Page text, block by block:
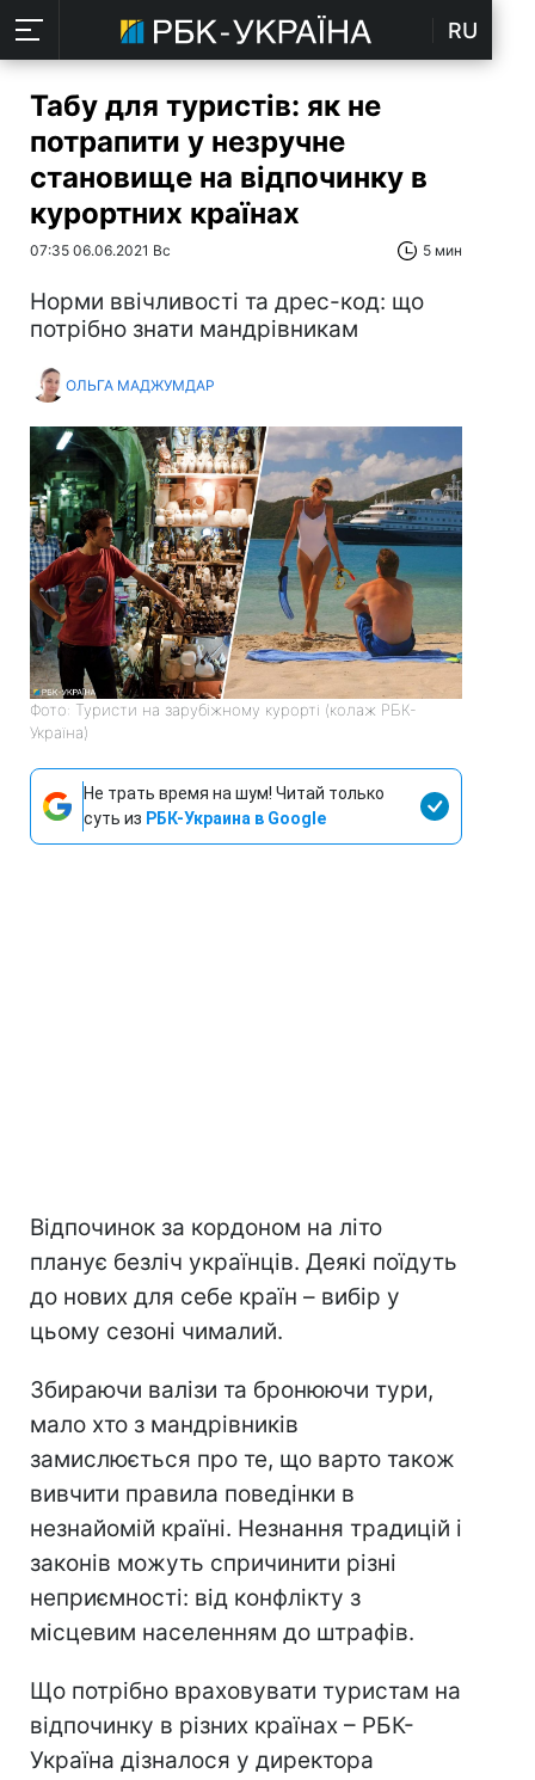
RU
Табу для туристів: як не
потрапити у незручне
становище на відпочинку в
курортних країнах
07:35 06.06.2021 Вс 5 мин
Норми ввічливості та дрес-код: що
потрібно знати мандрівникам
ОЛЬГА МАДЖУМДАР
Фото: Туристи на зарубіжному курорті (колаж РБК-
Україна)
Не трать время на шум! Читай только
суть из РБК-Украина в Google
Відпочинок за кордоном на літо
планує безліч українців. Деякі поїдуть
до нових для себе країн – вибір у
цьому сезоні чималий.
Збираючи валізи та бронюючи тури,
мало хто з мандрівників
замислюється про те, що варто також
вивчити правила поведінки в
незнайомій країні. Незнання традицій і
законів можуть спричинити різні
неприємності: від конфлікту з
місцевим населенням до штрафів.
Що потрібно враховувати туристам на
відпочинку в різних країнах – РБК-
Україна дізналося у директора